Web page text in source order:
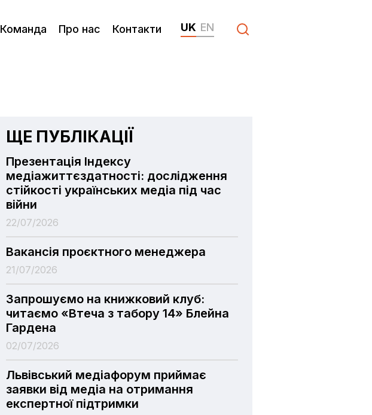
Команда Про нас Контакти UK EN
ЩЕ ПУБЛІКАЦІЇ
Презентація Індексу
медіажиттєздатності: дослідження
стійкості українських медіа під час
війни
22/07/2026
Вакансія проєктного менеджера
21/07/2026
Запрошуємо на книжковий клуб:
читаємо «Втеча з табору 14» Блейна
Гардена
02/07/2026
Львівський медіафорум приймає
заявки від медіа на отримання
експертної підтримки